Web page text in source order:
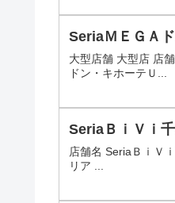
SeriaＭＥＧＡ
大型店舗 大型店 店
ドン・キホーテＵ...
SeriaＢｉＶｉ
店舗名 SeriaＢｉＶ
リア ...